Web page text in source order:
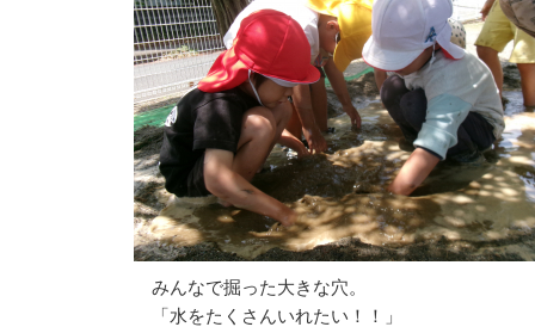
みんなで掘った大きな穴。
「水をたくさんいれたい！！」